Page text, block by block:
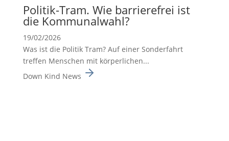
Politik-Tram. Wie barrie­re­frei ist
die Kommu­nal­wahl?
19/02/2026
Was ist die Politik Tram? Auf einer Sonderfahrt
treffen Menschen mit körperlichen...
Down Kind News